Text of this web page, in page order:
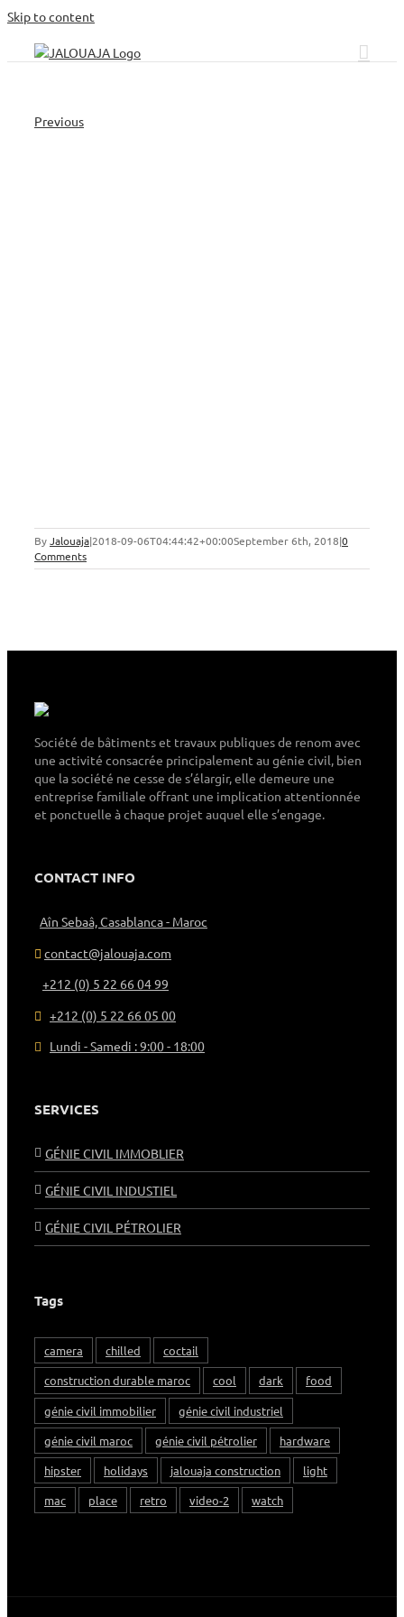
Skip to content
Previous
ByJalouaja|2018-09-06T04:44:42+00:00September 6th, 2018|0
Comments
Société de bâtiments et travaux publiques de renom avec
une activité consacrée principalement au génie civil, bien
que la société ne cesse de s’élargir, elle demeure une
entreprise familiale offrant une implication attentionnée
et ponctuelle à chaque projet auquel elle s’engage.
CONTACT INFO
Aîn Sebaâ, Casablanca - Maroc
contact@jalouaja.com
+212 (0) 5 22 66 04 99
+212 (0) 5 22 66 05 00
Lundi - Samedi : 9:00 - 18:00
SERVICES
GÉNIE CIVIL IMMOBLIER
GÉNIE CIVIL INDUSTIEL
GÉNIE CIVIL PÉTROLIER
Tags
camera chilled
coctail
construction durable maroc
cool dark
food
génie civil immobilier
génie civil industriel
génie civil maroc
génie civil pétrolier
hardware
hipster
holidays jalouaja construction
light
mac
place retro video-2 watch